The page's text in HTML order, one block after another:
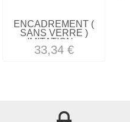
ENCADREMENT (
SANS VERRE )
IMITATION...
33,34 €